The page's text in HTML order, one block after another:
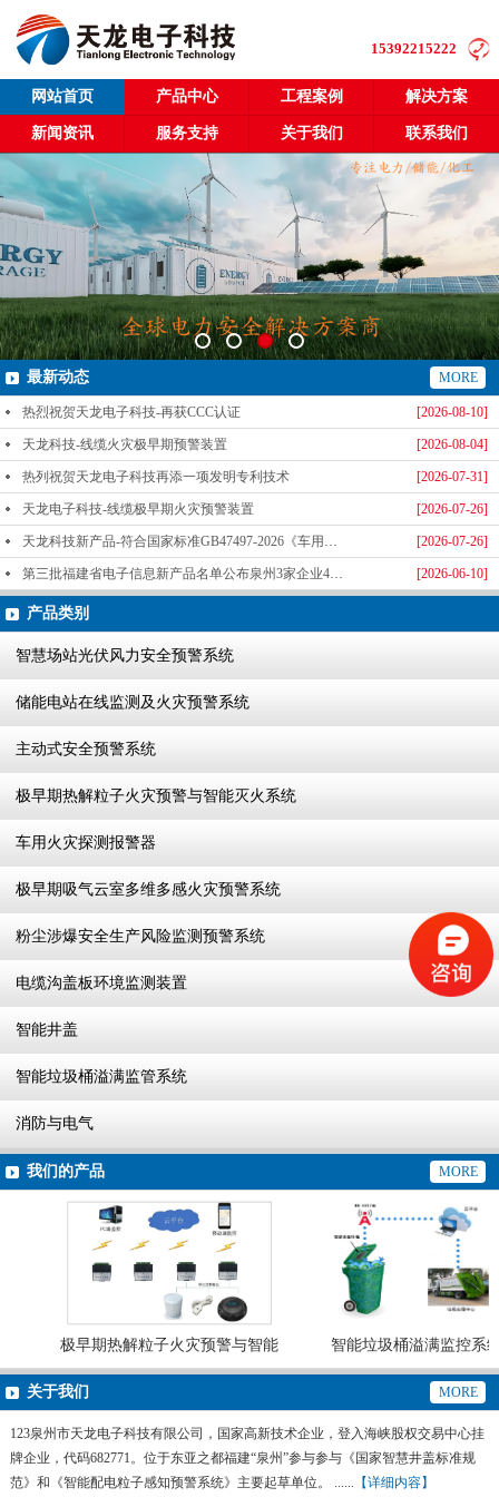
15392215222
网站首页 产品中心 工程案例 解决方案
新闻资讯 服务支持 关于我们 联系我们
最新动态 MORE
[2026-08-10]
热烈祝贺天龙电子科技-再获CCC认证
[2026-08-04]
天龙科技-线缆火灾极早期预警装置
[2026-07-31]
热列祝贺天龙电子科技再添一项发明专利技术
[2026-07-26]
天龙电子科技-线缆极早期火灾预警装置
[2026-07-26]
天龙科技新产品-符合国家标准GB47497-2026《车用火灾探测报警器》标准发布
[2026-06-10]
第三批福建省电子信息新产品名单公布泉州3家企业4款产品成功入选-泉州天龙科技
产品类别
智慧场站光伏风力安全预警系统
储能电站在线监测及火灾预警系统
主动式安全预警系统
极早期热解粒子火灾预警与智能灭火系统
车用火灾探测报警器
极早期吸气云室多维多感火灾预警系统
粉尘涉爆安全生产风险监测预警系统
电缆沟盖板环境监测装置
智能井盖
智能垃圾桶溢满监管系统
消防与电气
我们的产品 MORE
极早期热解粒子火灾预警与智能
灭火系统
智能垃圾桶溢满监控系统
关于我们 MORE
123泉州市天龙电子科技有限公司，国家高新技术企业，登入海峡股权交易中心挂
牌企业，代码682771。位于东亚之都福建“泉州”参与参与《国家智慧井盖标准规
范》和《智能配电粒子感知预警系统》主要起草单位。 ...... 【详细内容】